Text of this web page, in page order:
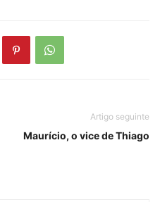
Artigo seguinte
Maurício, o vice de Thiago